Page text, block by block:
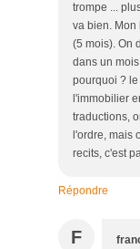
trompe ...
va bien. Mon
(5 mois). On
dans un
pourquoi ?
l'immobilier
traductions,
l'ordre, mais
recits, c'est
Répondre
F